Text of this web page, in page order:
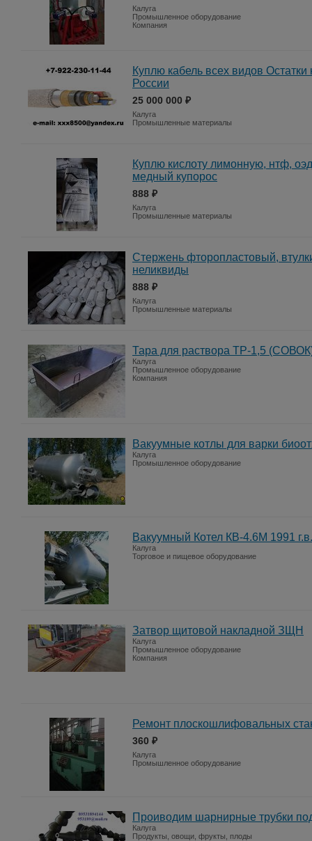
Калуга
Промышленное оборудование
Компания
Куплю кабель всех видов
России
25 000 000 ₽
Калуга
Промышленные материалы
Куплю кислоту лимонную, нтф,
медный купорос
888 ₽
Калуга
Промышленные материалы
Стержень фторопластовый,
неликвиды
888 ₽
Калуга
Промышленные материалы
Тара для раствора ТР-1,5
Калуга
Промышленное оборудование
Компания
Вакуумные котлы для варки
Калуга
Промышленное оборудование
Вакуумный Котел КВ-4.6М 1991
Калуга
Торговое и пищевое оборудование
Затвор щитовой накладной ЗЩН
Калуга
Промышленное оборудование
Компания
Ремонт плоскошлифовальных
360 ₽
Калуга
Промышленное оборудование
Проиводим шарнирные трубки
Калуга
Продукты, овощи, фрукты, плоды